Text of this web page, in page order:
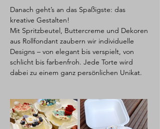
Danach geht’s an das Spaßigste: das
kreative Gestalten!
Mit Spritzbeutel, Buttercreme und Dekoren
aus Rollfondant zaubern wir individuelle
Designs – von elegant bis verspielt, von
schlicht bis farbenfroh. Jede Torte wird
dabei zu einem ganz persönlichen Unikat.